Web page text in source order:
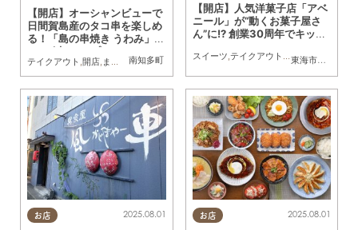
南知多町
【開店】オーシャンビューで
日間賀島産のタコ串を楽しめ
る！「島の串焼き うわみ」が
7/23(水)オープン
テイクアウト ,開店, まちネタ ,家族,カップル 東海市
,大府市
【開店】人気洋菓子店「アベ
ニール」が“動くお菓子屋さ
ん”に!? 創業30周年でキッチ
スイーツ,テイクアウト ,キッチンカー
お店 2025.08.01 お店 2025.08.01